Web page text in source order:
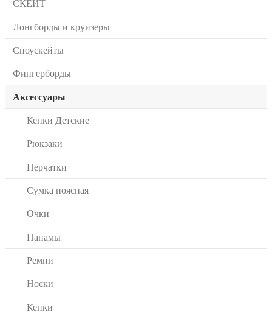
СКЕЙТ
Лонгборды и круизеры
Сноускейты
Фингерборды
Аксессуары
Кепки Детские
Рюкзаки
Перчатки
Сумка поясная
Очки
Панамы
Ремни
Носки
Кепки